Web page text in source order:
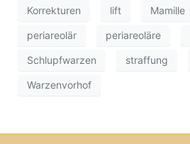
Korrekturen lift Mamille
periareolär periareoläre
Schlupfwarzen straffung
Warzenvorhof